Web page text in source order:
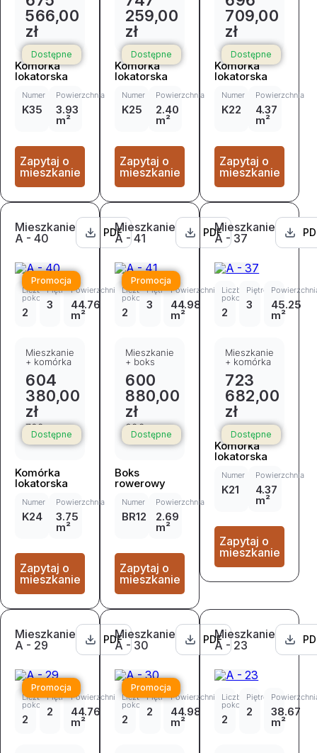
Dostępne
566,00
zł
Komórka
lokatorska
Numer
K35
Powierzchnia
3.93
m²
Zapytaj o
mieszkanie
Dostępne
259,00
zł
Komórka
lokatorska
Numer
K25
Powierzchnia
2.40
m²
Zapytaj o
mieszkanie
Dostępne
709,00
zł
Komórka
lokatorska
Numer
K22
Powierzchnia
4.37
m²
Zapytaj o
mieszkanie
Mieszkanie
A - 40
PDF
Dostępne
Promocja
Liczba
pokoi
2
Piętro
3
Powierzchnia
44.76
m²
Mieszkanie
+ komórka
604
380,00
zł
702
965,00 zł
Komórka
lokatorska
Numer
K24
Powierzchnia
3.75
m²
Zapytaj o
mieszkanie
Mieszkanie
A - 41
PDF
Dostępne
Promocja
Liczba
pokoi
2
Piętro
3
Powierzchnia
44.98
m²
Mieszkanie
+ boks
600
880,00
zł
699
949,00 zł
Boks
rowerowy
Numer
BR12
Powierzchnia
2.69
m²
Zapytaj o
mieszkanie
Mieszkanie
A - 37
Dostępne
Liczba
pokoi
2
Piętro
3 45.25
m²
Mieszkanie
+ komórka
723
682,00
zł
Komórka
lokatorska
Numer
K21
Powierzchnia
4.37
m²
Zapytaj o
mieszkanie
Mieszkanie
A - 29
PDF
Promocja
Liczba
pokoi
2
Piętro
2
Powierzchnia
44.76
m²
Mieszkanie
A - 30
PDF
Promocja
Liczba
pokoi
2
Piętro
2
Powierzchnia
44.98
m²
Mieszkanie
A - 23
Liczba
pokoi
2
Piętro
2 38.67
m²